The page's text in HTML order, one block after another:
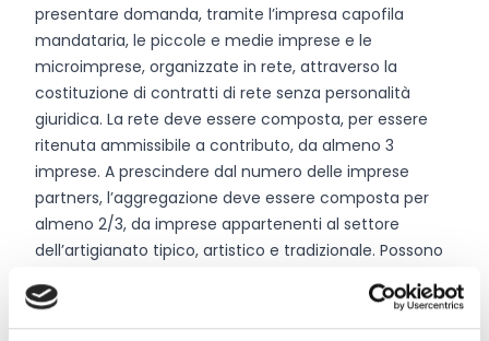
presentare domanda, tramite l’impresa capofila
mandataria, le piccole e medie imprese e le
microimprese, organizzate in rete, attraverso la
costituzione di contratti di rete senza personalità
giuridica. La rete deve essere composta, per essere
ritenuta ammissibile a contributo, da almeno 3
imprese. A prescindere dal numero delle imprese
partners, l’aggregazione deve essere composta per
almeno 2/3, da imprese appartenenti al settore
dell’artigianato tipico, artistico e tradizionale. Possono
commercio, del turismo, associazioni di categoria del
settore dell’artigianato.